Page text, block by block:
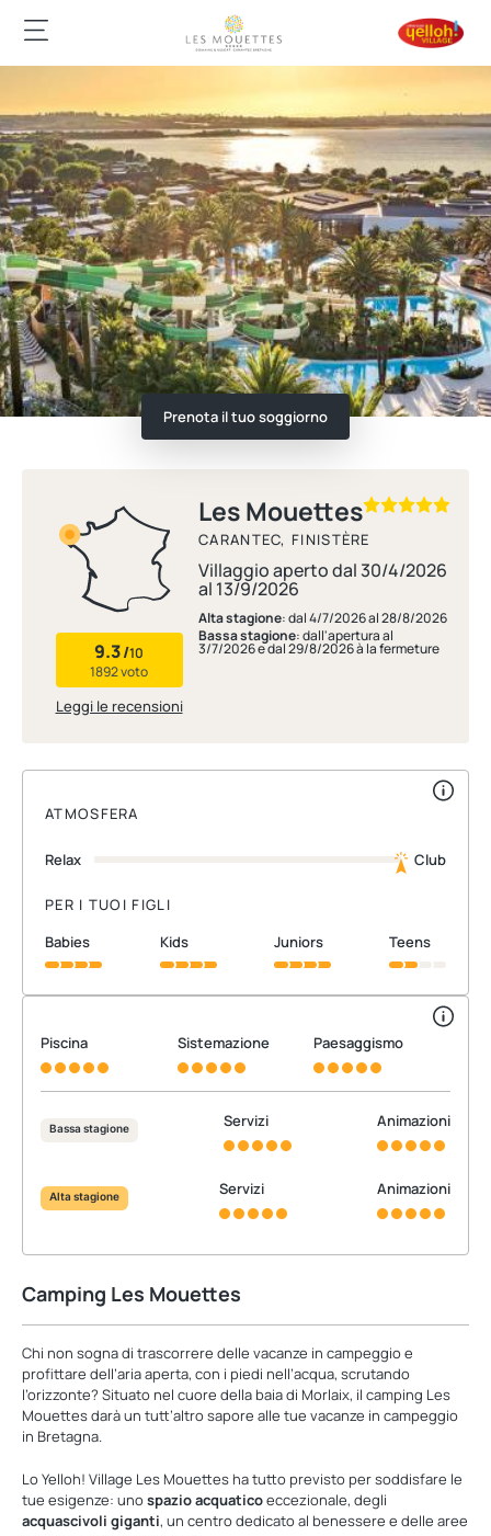
Prenota il tuo soggiorno
9.3/10
1892 voto
Leggi le recensioni
Les Mouettes
CARANTEC, FINISTÈRE
Villaggio aperto dal 30/4/2026
al 13/9/2026
Alta stagione: dal 4/7/2026 al 28/8/2026
Bassa stagione: dall'apertura al
3/7/2026 e dal 29/8/2026 à la fermeture
ATMOSFERA
Relax Club
PER I TUOI FIGLI
babies
kids juniors teens
Piscina Sistemazione Paesaggismo
Bassa stagione Servizi Animazioni
Alta stagione Servizi Animazioni
Camping Les Mouettes
Chi non sogna di trascorrere delle vacanze in campeggio e
profittare dell’aria aperta, con i piedi nell’acqua, scrutando
l’orizzonte? Situato nel cuore della baia di Morlaix, il camping Les
Mouettes darà un tutt’altro sapore alle tue vacanze in campeggio
in Bretagna.
Lo Yelloh! Village Les Mouettes ha tutto previsto per soddisfare le
tue esigenze: unospazio acquaticoeccezionale, degli
acquascivoli giganti, un centro dedicato al benessere e delle aree